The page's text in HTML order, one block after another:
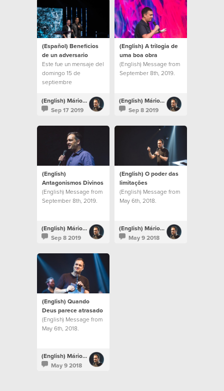
(Español) Beneficios
de un adversario
Este fue un mensaje del
domingo 15 de
septiembre
(English) Mário Rui Boto
Sep 17 2019
(English) A trilogia de
uma boa obra
(English) Message from
September 8th, 2019.
(English) Mário Rui Boto
Sep 8 2019
(English)
Antagonismos Divinos
(English) Message from
September 8th, 2019.
(English) Mário Rui Boto
Sep 8 2019
(English) O poder das
limitações
(English) Message from
May 6th, 2018.
(English) Mário Rui Boto
May 9 2018
(English) Quando
Deus parece atrasado
(English) Message from
May 6th, 2018.
(English) Mário Rui Boto
May 9 2018